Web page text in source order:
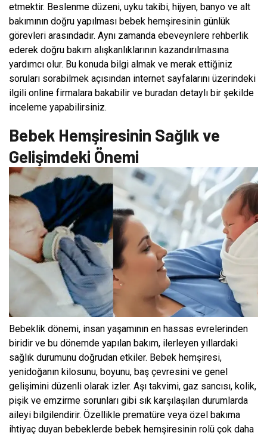
etmektir. Beslenme düzeni, uyku takibi, hijyen, banyo ve alt
bakımının doğru yapılması bebek hemşiresinin günlük
görevleri arasındadır. Aynı zamanda ebeveynlere rehberlik
ederek doğru bakım alışkanlıklarının kazandırılmasına
yardımcı olur. Bu konuda bilgi almak ve merak ettiğiniz
soruları sorabilmek açısından internet sayfalarını üzerindeki
ilgili online firmalara bakabilir ve buradan detaylı bir şekilde
inceleme yapabilirsiniz.
Bebek Hemşiresinin Sağlık ve
Gelişimdeki Önemi
Bebeklik dönemi, insan yaşamının en hassas evrelerinden
biridir ve bu dönemde yapılan bakım, ilerleyen yıllardaki
sağlık durumunu doğrudan etkiler. Bebek hemşiresi,
yenidoğanın kilosunu, boyunu, baş çevresini ve genel
gelişimini düzenli olarak izler. Aşı takvimi, gaz sancısı, kolik,
pişik ve emzirme sorunları gibi sık karşılaşılan durumlarda
aileyi bilgilendirir. Özellikle prematüre veya özel bakıma
ihtiyaç duyan bebeklerde bebek hemşiresinin rolü çok daha